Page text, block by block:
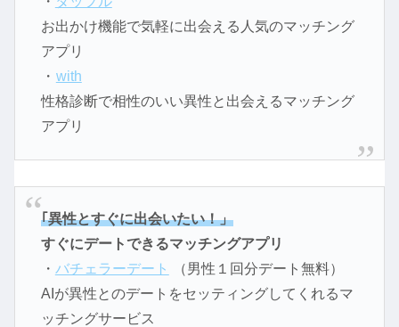
お出かけ機能で気軽に出会える人気のマッチング
アプリ
・ with
性格診断で相性のいい異性と出会えるマッチング
アプリ
｢異性とすぐに出会いたい！」
すぐにデートできるマッチングアプリ
・ バチェラーデート
（男性１回分デート無料）
AIが異性とのデートをセッティングしてくれるマ
ッチングサービス